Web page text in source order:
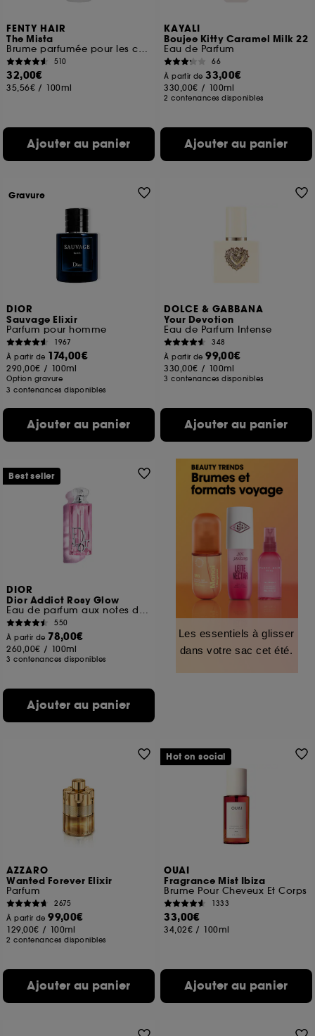
FENTY HAIR
The Mista
Brume parfumée pour les cheveux et le corps
510
32,00€
35,56€ / 100ml
Ajouter au panier
KAYALI
Boujee Kitty Caramel Milk 22
Eau de Parfum
66
À partir de33,00€
330,00€ / 100ml
2 contenances disponibles
Ajouter au panier
DIOR
Sauvage Elixir
Parfum pour homme
1967
À partir de 174,00€
290,00€ / 100ml
Option gravure
3 contenances disponibles
Ajouter au panier
Gravure
DOLCE & GABBANA
Your Devotion
Eau de Parfum Intense
348
À partir de99,00€
330,00€ / 100ml
3 contenances disponibles
Ajouter au panier
DIOR
Dior Addict Rosy Glow
Eau de parfum aux notes de rose et de litchi
550
À partir de 78,00€
260,00€ / 100ml
3 contenances disponibles
Ajouter au panier
Best seller
Les essentiels à glisser
dans votre sac cet été.
AZZARO
Wanted Forever Elixir
Parfum
2675
À partir de99,00€
129,00€ / 100ml
2 contenances disponibles
Ajouter au panier
OUAI
Fragrance Mist Ibiza
Brume Pour Cheveux Et Corps
1333
33,00€
34,02€ / 100ml
Ajouter au panier
Hot on social